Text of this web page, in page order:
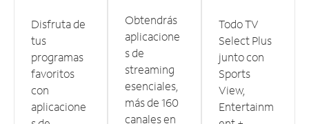
Disfruta de
tus
programas
favoritos
con
aplicacione
Obtendrás
aplicacione
s de
streaming
esenciales,
más de 160
canales en
Todo TV
Select Plus
junto con
Sports
View,
Entertainm